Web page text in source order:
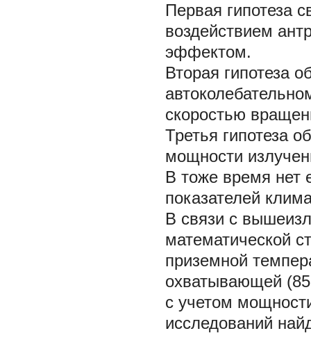
Первая гипотеза
воздействием
эффектом.
Вторая гипотеза
скоростью
Третья гипотеза
мощности
В тоже время нет
показателей
В связи с
математической
приземной
охватывающей
с учетом
исследований